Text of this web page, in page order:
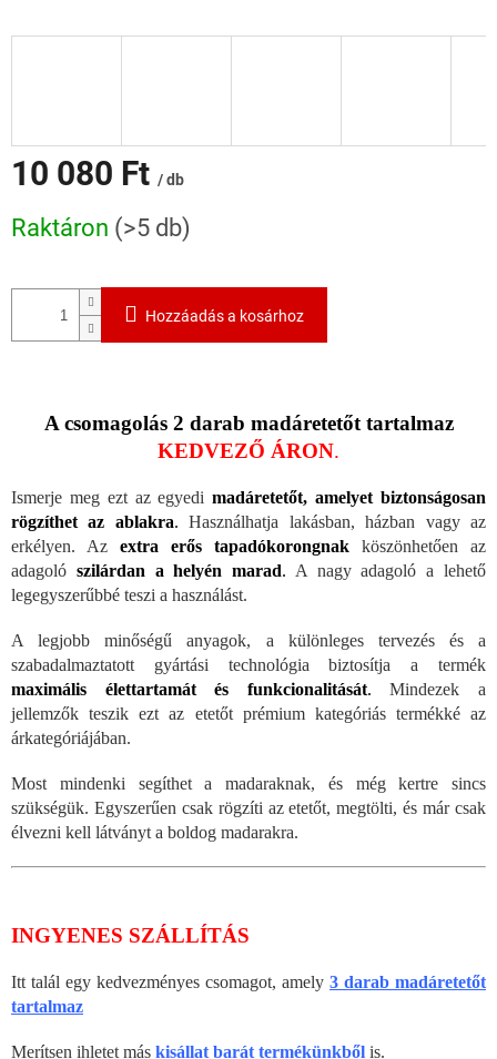
10 080 Ft / db
Raktáron (>5 db)
Hozzáadás a kosárhoz
A csomagolás 2 darab madáretetőt tartalmaz
KEDVEZŐ ÁRON.
Ismerje meg ezt az egyedimadáretetőt, amelyet biztonságosan
rögzíthet az ablakra. Használhatja lakásban, házban vagy az
erkélyen. Az extra erős tapadókorongnak köszönhetően az
adagoló szilárdan a helyén marad. A nagy adagoló a lehető
legegyszerűbbé teszi a használást.
A legjobb minőségű anyagok, a különleges tervezés és a
szabadalmaztatott gyártási technológia biztosítja a termék
maximális élettartamát és funkcionalitását. Mindezek a
jellemzők teszik ezt az etetőt prémium kategóriás termékké az
árkategóriájában.
Most mindenki segíthet a madaraknak, és még kertre sincs
szükségük. Egyszerűen csak rögzíti az etetőt, megtölti, és már csak
élvezni kell látványt a boldog madarakra.
INGYENES SZÁLLÍTÁS
Itt talál egy kedvezményes csomagot, amely 3 darab madáretetőt
tartalmaz
Merítsen ihletet más kisállat barát termékünkből is.